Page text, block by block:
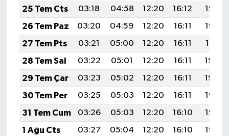
25 Tem Cts
03:18 04:58 12:20 16:12
19:32
26 Tem Paz
03:20 04:59 12:20 16:11
19:32
27 Tem Pts
03:21 05:00 12:20 16:11
19:31
28 Tem Sal
03:22 05:01 12:20 16:11
19:30
29 Tem Çar
03:23 05:02 12:20 16:11
19:29
30 Tem Per
03:25 05:03 12:20 16:11
19:28
31 Tem Cum
03:26 05:03 12:20 16:10
19:27
1 Ağu Cts
03:27 05:04 12:20 16:10
19:26